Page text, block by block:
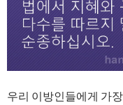
우리 이방인들에게 가